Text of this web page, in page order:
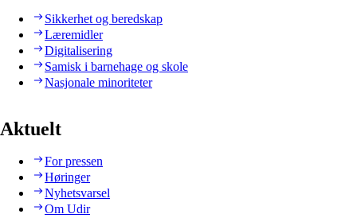
Sikkerhet og beredskap
Læremidler
Digitalisering
Samisk i barnehage og skole
Nasjonale minoriteter
Aktuelt
For pressen
Høringer
Nyhetsvarsel
Om Udir